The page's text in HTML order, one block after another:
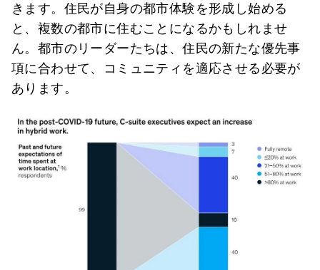
きます。住民が自身の都市体験を形成し始める
と、複数の都市に住むことになるかもしれませ
ん。都市のリーダーたちは、住民の新たな優先事
項に合わせて、コミュニティを適応させる必要が
あります。